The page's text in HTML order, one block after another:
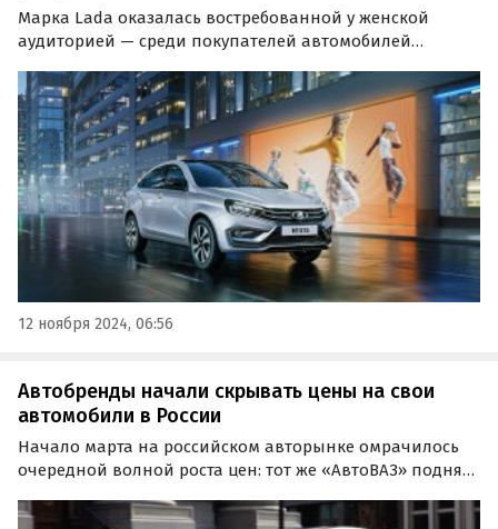
Марка Lada оказалась востребованной у женской
аудиторией — среди покупателей автомобилей
свидетельствуют результаты исследования холдинга
«Ромир», на которое ссылается ТАСС.
12 ноября 2024, 06:56
Автобренды начали скрывать цены на свои
автомобили в России
Начало марта на российском авторынке омрачилось
очередной волной роста цен: тот же «АвтоВАЗ» поднял
еще ряд брендов попросту удалил цены с сайтов,